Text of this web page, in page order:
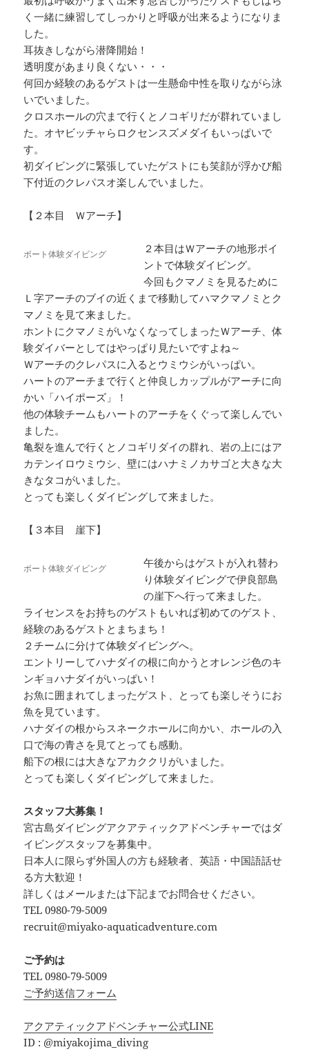
く一緒に練習してしっかりと呼吸が出来るようになりま
した。
耳抜きしながら潜降開始！
透明度があまり良くない・・・
何回か経験のあるゲストは一生懸命中性を取りながら泳
いでいました。
クロスホールの穴まで行くとノコギリだが群れていまし
た。オヤビッチャらロクセンスズメダイもいっぱいで
す。
初ダイビングに緊張していたゲストにも笑顔が浮かび船
下付近のクレパスオ楽しんでいました。
【２本目 Ｗアーチ】
ボート体験ダイビング
２本目はＷアーチの地形ポイ
ントで体験ダイビング。
今回もクマノミを見るために
Ｌ字アーチのブイの近くまで移動してハマクマノミとク
マノミを見て来ました。
ホントにクマノミがいなくなってしまったＷアーチ、体
験ダイバーとしてはやっぱり見たいですよね～
Ｗアーチのクレパスに入るとウミウシがいっぱい。
ハートのアーチまで行くと仲良しカップルがアーチに向
かい「ハイポーズ」！
他の体験チームもハートのアーチをくぐって楽しんでい
ました。
亀裂を進んで行くとノコギリダイの群れ、岩の上にはア
カテンイロウミウシ、壁にはハナミノカサゴと大きな大
きなタコがいました。
とっても楽しくダイビングして来ました。
【３本目 崖下】
ボート体験ダイビング
午後からはゲストが入れ替わ
り体験ダイビングで伊良部島
の崖下へ行って来ました。
ライセンスをお持ちのゲストもいれば初めてのゲスト、
経験のあるゲストとまちまち！
２チームに分けて体験ダイビングへ。
エントリーしてハナダイの根に向かうとオレンジ色のキ
ンギョハナダイがいっぱい！
お魚に囲まれてしまったゲスト、とっても楽しそうにお
魚を見ています。
ハナダイの根からスネークホールに向かい、ホールの入
口で海の青さを見てとっても感動。
船下の根には大きなアカククリがいました。
とっても楽しくダイビングして来ました。
スタッフ大募集！
宮古島ダイビングアクアティックアドベンチャーではダ
イビングスタッフを募集中。
日本人に限らず外国人の方も経験者、英語・中国語話せ
る方大歓迎！
詳しくはメールまたは下記までお問合せください。
TEL 0980-79-5009
recruit@miyako-aquaticadventure.com
ご予約は
TEL 0980-79-5009
ご予約送信フォーム
アクアティックアドベンチャー公式LINE
ID : @miyakojima_diving